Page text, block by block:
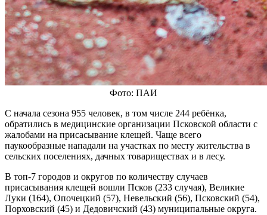
Фото: ПАИ
С начала сезона 955 человек, в том числе 244 ребёнка,
обратились в медицинские организации Псковской области с
жалобами на присасывание клещей. Чаще всего
паукообразные нападали на участках по месту жительства в
сельских поселениях, дачных товариществах и в лесу.
В топ-7 городов и округов по количеству случаев
присасывания клещей вошли Псков (233 случая), Великие
Луки (164), Опочецкий (57), Невельский (56), Псковский (54),
Порховский (45) и Дедовичский (43) муниципальные округа.